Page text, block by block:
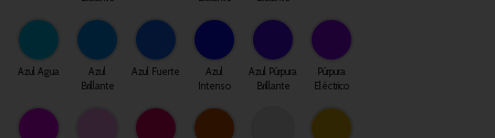
Azul Agua
Azul
Brillante
Azul Fuerte
Azul
Intenso
Azul Púrpura
Brillante
Púrpura
Eléctrico